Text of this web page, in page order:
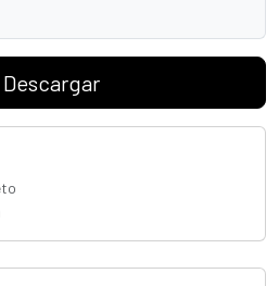
Descargar